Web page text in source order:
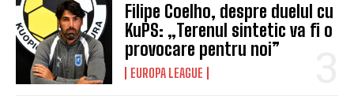
Filipe Coelho, despre duelul cu
KuPS: „Terenul sintetic va fi o
provocare pentru noi”
EUROPA LEAGUE